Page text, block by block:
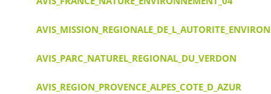
AVIS_PARC_NATUREL_REGIONAL_DU_VERDON
AVIS_REGION_PROVENCE_ALPES_COTE_D_AZUR